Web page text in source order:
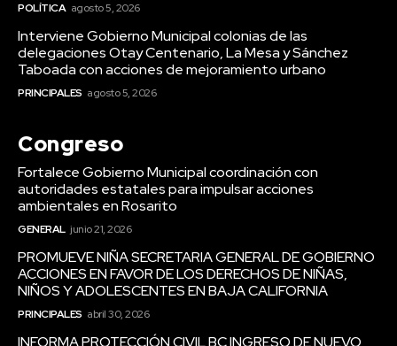
POLÍTICA agosto 5, 2026
Interviene Gobierno Municipal colonias de las
delegaciones Otay Centenario, La Mesa y Sánchez
Taboada con acciones de mejoramiento urbano
PRINCIPALES agosto 5, 2026
Congreso
Fortalece Gobierno Municipal coordinación con
autoridades estatales para impulsar acciones
ambientales en Rosarito
GENERAL junio 21, 2026
PROMUEVE NIÑA SECRETARIA GENERAL DE GOBIERNO
ACCIONES EN FAVOR DE LOS DERECHOS DE NIÑAS,
NIÑOS Y ADOLESCENTES EN BAJA CALIFORNIA
PRINCIPALES abril 30, 2026